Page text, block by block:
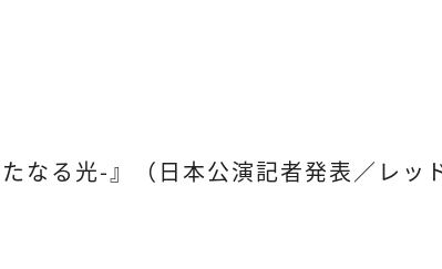
なる光-』（日本公演記者発表／レッ